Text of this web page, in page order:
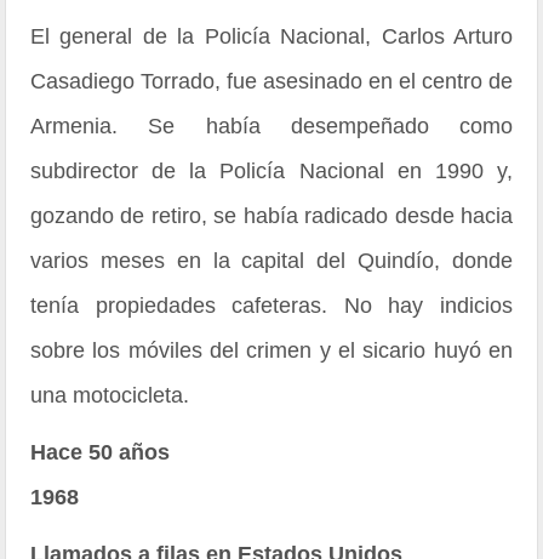
El general de la Policía Nacional, Carlos Arturo
Casadiego Torrado, fue asesinado en el centro de
Armenia. Se había desempeñado como
subdirector de la Policía Nacional en 1990 y,
gozando de retiro, se había radicado desde hacia
varios meses en la capital del Quindío, donde
tenía propiedades cafeteras. No hay indicios
sobre los móviles del crimen y el sicario huyó en
una motocicleta.
Hace 50 años
1968